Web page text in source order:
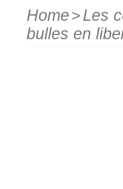
Home> Les
bulles en